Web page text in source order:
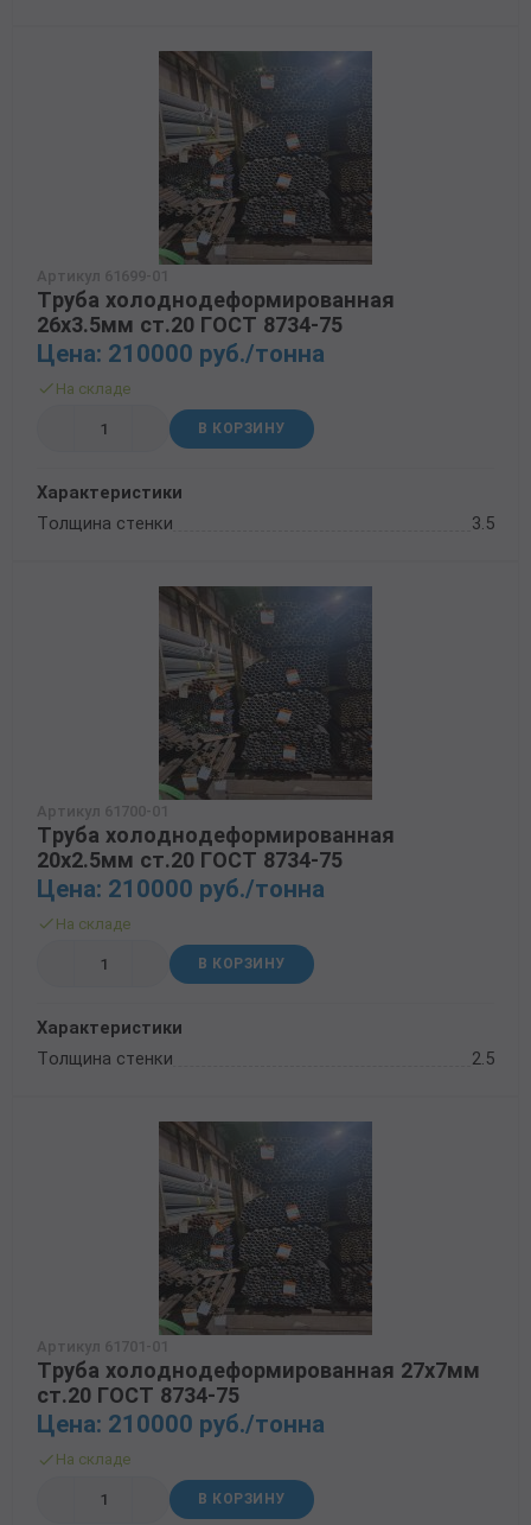
Артикул 61699-01
Труба холоднодеформированная
26х3.5мм ст.20 ГОСТ 8734-75
Цена: 210000 руб./тонна
На складе
В КОРЗИНУ
Характеристики
Толщина стенки
3.5
Артикул 61700-01
Труба холоднодеформированная
20х2.5мм ст.20 ГОСТ 8734-75
Цена: 210000 руб./тонна
На складе
В КОРЗИНУ
Характеристики
Толщина стенки
2.5
Артикул 61701-01
Труба холоднодеформированная 27х7мм
ст.20 ГОСТ 8734-75
Цена: 210000 руб./тонна
На складе
В КОРЗИНУ